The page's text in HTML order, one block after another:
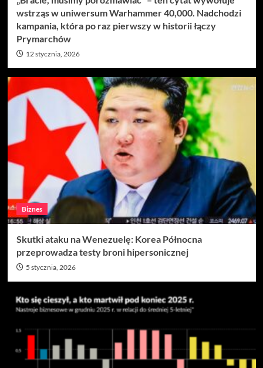
wstrząs w uniwersum Warhammer 40,000. Nadchodzi
kampania, która po raz pierwszy w historii łączy
Prymarchów
12 stycznia, 2026
Biznes
Skutki ataku na Wenezuelę: Korea Północna
przeprowadza testy broni hipersonicznej
5 stycznia, 2026